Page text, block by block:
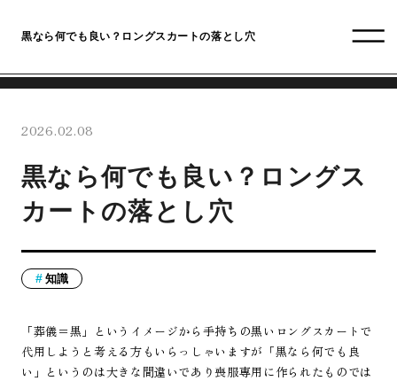
黒なら何でも良い？ロングスカートの落とし穴
2026.02.08
黒なら何でも良い？ロングス
カートの落とし穴
知識
「葬儀＝黒」というイメージから手持ちの黒いロングスカートで
代用しようと考える方もいらっしゃいますが「黒なら何でも良
い」というのは大きな間違いであり喪服専用に作られたものでは